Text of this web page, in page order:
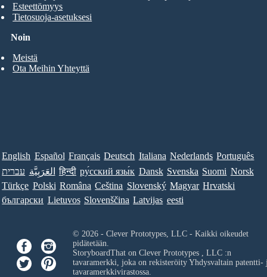
Noin
Meistä
Ota Meihin Yhteyttä
Esteettömyys
Tietosuoja-asetuksesi
English Español Français Deutsch Italiana Nederlands Português
עברית العَرَبِيَّة हिन्दी ру́сский язы́к Dansk Svenska Suomi Norsk
Türkçe Polski Româna Ceština Slovenský Magyar Hrvatski
български Lietuvos Slovenščina Latvijas eesti
© 2026 - Clever Prototypes, LLC - Kaikki oikeudet
pidätetään.
StoryboardThat on Clever Prototypes , LLC:n
tavaramerkki, joka on rekisteröity Yhdysvaltain patentti-
tavaramerkkivirastossa.